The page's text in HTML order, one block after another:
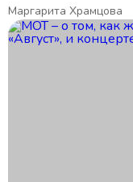
Маргарита Храмцова